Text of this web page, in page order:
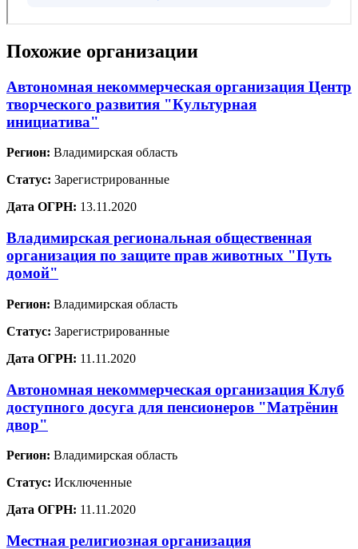
Похожие организации
Автономная некоммерческая организация Центр
творческого развития "Культурная
инициатива"
Регион: Владимирская область
Статус: Зарегистрированные
Дата ОГРН: 13.11.2020
Владимирская региональная общественная
организация по защите прав животных "Путь
домой"
Регион: Владимирская область
Статус: Зарегистрированные
Дата ОГРН: 11.11.2020
Автономная некоммерческая организация Клуб
доступного досуга для пенсионеров "Матрёнин
двор"
Регион: Владимирская область
Статус: Исключенные
Дата ОГРН: 11.11.2020
Местная религиозная организация